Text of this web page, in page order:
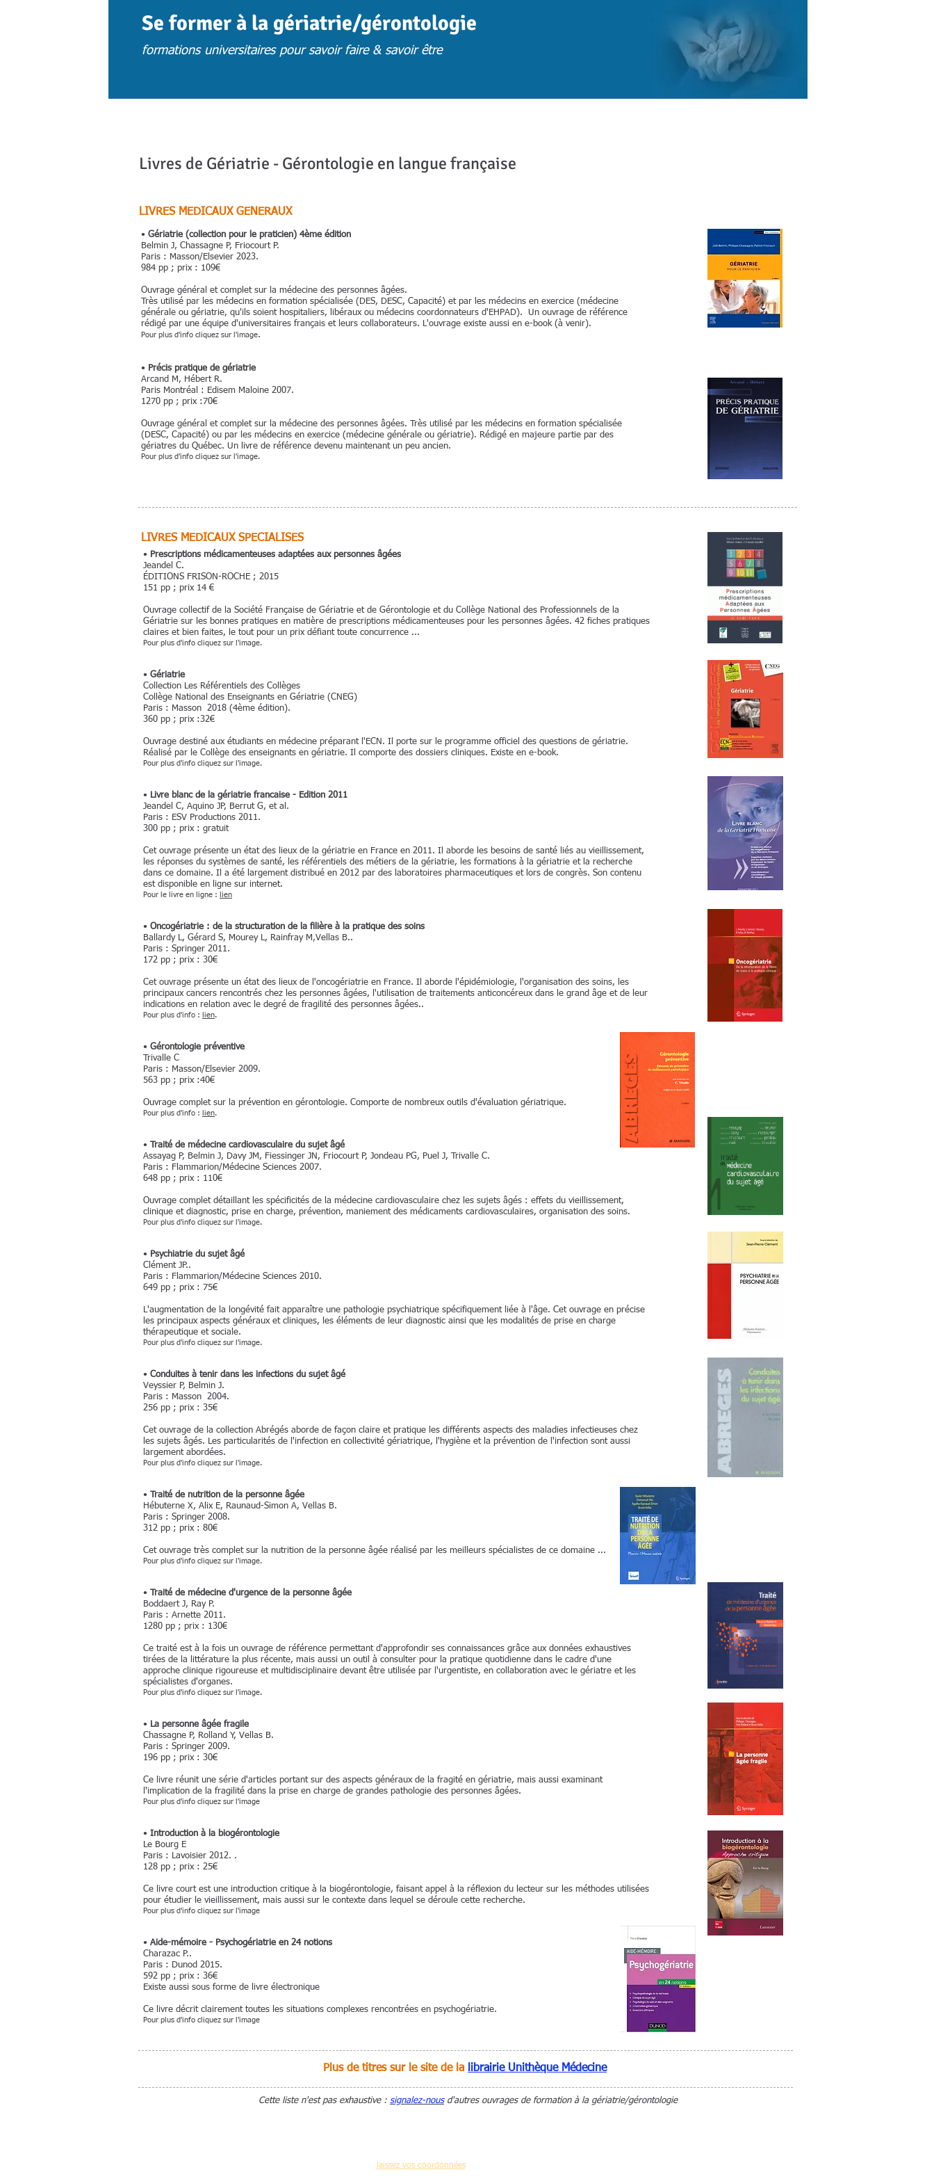
Se former à la gériatrie/gérontologie
formations universitaires pour savoir faire & savoir être
Livres de Gériatrie - Gérontologie en langue française
LIVRES MEDICAUX GENERAUX
• Gériatrie (collection pour le praticien) 4ème édition
Belmin J, Chassagne P, Friocourt P.
Paris : Masson/Elsevier 2023.
984 pp ; prix : 109€
Ouvrage général et complet sur la médecine des personnes âgées.
Très utilisé par les médecins en formation spécialisée (DES, DESC, Capacité) et par les médecins en exercice (médecine
générale ou gériatrie, qu'ils soient hospitaliers, libéraux ou médecins coordonnateurs d'EHPAD). Un ouvrage de référence
rédigé par une équipe d'universitaires français et leurs collaborateurs. L'ouvrage existe aussi en e-book (à venir).
Pour plus d'info cliquez sur l'image.
• Précis pratique de gériatrie
Arcand M, Hébert R.
Paris Montréal : Edisem Maloine 2007.
1270 pp ; prix :70€
Ouvrage général et complet sur la médecine des personnes âgées. Très utilisé par les médecins en formation spécialisée
(DESC, Capacité) ou par les médecins en exercice (médecine générale ou gériatrie). Rédigé en majeure partie par des
gériatres du Québec. Un livre de référence devenu maintenant un peu ancien.
Pour plus d'info cliquez sur l'image.
LIVRES MEDICAUX SPECIALISES
• Prescriptions médicamenteuses adaptées aux personnes âgées
Jeandel C.
ÉDITIONS FRISON-ROCHE ; 2015
151 pp ; prix 14 €
Ouvrage collectif de la Société Française de Gériatrie et de Gérontologie et du Collège National des Professionnels de la
Gériatrie sur les bonnes pratiques en matière de prescriptions médicamenteuses pour les personnes âgées. 42 fiches pratiques
claires et bien faites, le tout pour un prix défiant toute concurrence ...
Pour plus d'info cliquez sur l'image.
• Gériatrie
Collection Les Référentiels des Collèges
Collège National des Enseignants en Gériatrie (CNEG)
Paris : Masson 2018 (4ème édition).
360 pp ; prix :32€
Ouvrage destiné aux étudiants en médecine préparant l'ECN. Il porte sur le programme officiel des questions de gériatrie.
Réalisé par le Collège des enseignants en gériatrie. Il comporte des dossiers cliniques. Existe en e-book.
Pour plus d'info cliquez sur l'image.
• Livre blanc de la gériatrie francaise - Edition 2011
Jeandel C, Aquino JP, Berrut G, et al.
Paris : ESV Productions 2011.
300 pp ; prix : gratuit
Cet ouvrage présente un état des lieux de la gériatrie en France en 2011. Il aborde les besoins de santé liés au vieillissement,
les réponses du systèmes de santé, les référentiels des métiers de la gériatrie, les formations à la gériatrie et la recherche
dans ce domaine. Il a été largement distribué en 2012 par des laboratoires pharmaceutiques et lors de congrès. Son contenu
est disponible en ligne sur internet.
Pour le livre en ligne : lien
• Oncogériatrie : de la structuration de la filière à la pratique des soins
Ballardy L, Gérard S, Mourey L, Rainfray M,Vellas B..
Paris : Springer 2011.
172 pp ; prix : 30€
Cet ouvrage présente un état des lieux de l'oncogériatrie en France. Il aborde l'épidémiologie, l'organisation des soins, les
principaux cancers rencontrés chez les personnes âgées, l'utilisation de traitements anticoncéreux dans le grand âge et de leur
indications en relation avec le degré de fragilité des personnes âgées..
Pour plus d'info : lien.
• Gérontologie préventive
Trivalle C
Paris : Masson/Elsevier 2009.
563 pp ; prix :40€
Ouvrage complet sur la prévention en gérontologie. Comporte de nombreux outils d'évaluation gériatrique.
Pour plus d'info : lien.
• Traité de médecine cardiovasculaire du sujet âgé
Assayag P, Belmin J, Davy JM, Fiessinger JN, Friocourt P, Jondeau PG, Puel J, Trivalle C.
Paris : Flammarion/Médecine Sciences 2007.
648 pp ; prix : 110€
Ouvrage complet détaillant les spécificités de la médecine cardiovasculaire chez les sujets âgés : effets du vieillissement,
clinique et diagnostic, prise en charge, prévention, maniement des médicaments cardiovasculaires, organisation des soins.
Pour plus d'info cliquez sur l'image.
• Psychiatrie du sujet âgé
Clément JP..
Paris : Flammarion/Médecine Sciences 2010.
649 pp ; prix : 75€
L'augmentation de la longévité fait apparaître une pathologie psychiatrique spécifiquement liée à l'âge. Cet ouvrage en précise
les principaux aspects généraux et cliniques, les éléments de leur diagnostic ainsi que les modalités de prise en charge
thérapeutique et sociale.
Pour plus d'info cliquez sur l'image.
• Conduites à tenir dans les infections du sujet âgé
Veyssier P, Belmin J.
Paris : Masson 2004.
256 pp ; prix : 35€
Cet ouvrage de la collection Abrégés aborde de façon claire et pratique les différents aspects des maladies infectieuses chez
les sujets âgés. Les particularités de l'infection en collectivité gériatrique, l'hygiène et la prévention de l'infection sont aussi
largement abordées.
Pour plus d'info cliquez sur l'image.
• Traité de nutrition de la personne âgée
Hébuterne X, Alix E, Raunaud-Simon A, Vellas B.
Paris : Springer 2008.
312 pp ; prix : 80€
Cet ouvrage très complet sur la nutrition de la personne âgée réalisé par les meilleurs spécialistes de ce domaine ...
Pour plus d'info cliquez sur l'image.
• Traité de médecine d'urgence de la personne âgée
Boddaert J, Ray P.
Paris : Arnette 2011.
1280 pp ; prix : 130€
Ce traité est à la fois un ouvrage de référence permettant d'approfondir ses connaissances grâce aux données exhaustives
tirées de la littérature la plus récente, mais aussi un outil à consulter pour la pratique quotidienne dans le cadre d'une
approche clinique rigoureuse et multidisciplinaire devant être utilisée par l'urgentiste, en collaboration avec le gériatre et les
spécialistes d'organes.
Pour plus d'info cliquez sur l'image.
• La personne âgée fragile
Chassagne P, Rolland Y, Vellas B.
Paris : Springer 2009.
196 pp ; prix : 30€
Ce livre réunit une série d'articles portant sur des aspects généraux de la fragité en gériatrie, mais aussi examinant
l'implication de la fragilité dans la prise en charge de grandes pathologie des personnes âgées.
Pour plus d'info cliquez sur l'image
• Introduction à la biogérontologie
Le Bourg E
Paris : Lavoisier 2012. .
128 pp ; prix : 25€
Ce livre court est une introduction critique à la biogérontologie, faisant appel à la réflexion du lecteur sur les méthodes utilisées
pour étudier le vieillissement, mais aussi sur le contexte dans lequel se déroule cette recherche.
Pour plus d'info cliquez sur l'image
• Aide-mémoire - Psychogériatrie en 24 notions
Charazac P..
Paris : Dunod 2015.
592 pp ; prix : 36€
Existe aussi sous forme de livre électronique
Ce livre décrit clairement toutes les situations complexes rencontrées en psychogériatrie.
Pour plus d'info cliquez sur l'image
Plus de titres sur le site de la librairie Unithèque Médecine
Cette liste n'est pas exhaustive : signalez-nousd'autres ouvrages de formation à la gériatrie/gérontologie
laissez vos coordonnées